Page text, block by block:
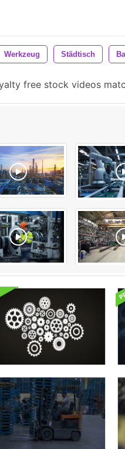
Werkzeug Städtisch
free stock videos